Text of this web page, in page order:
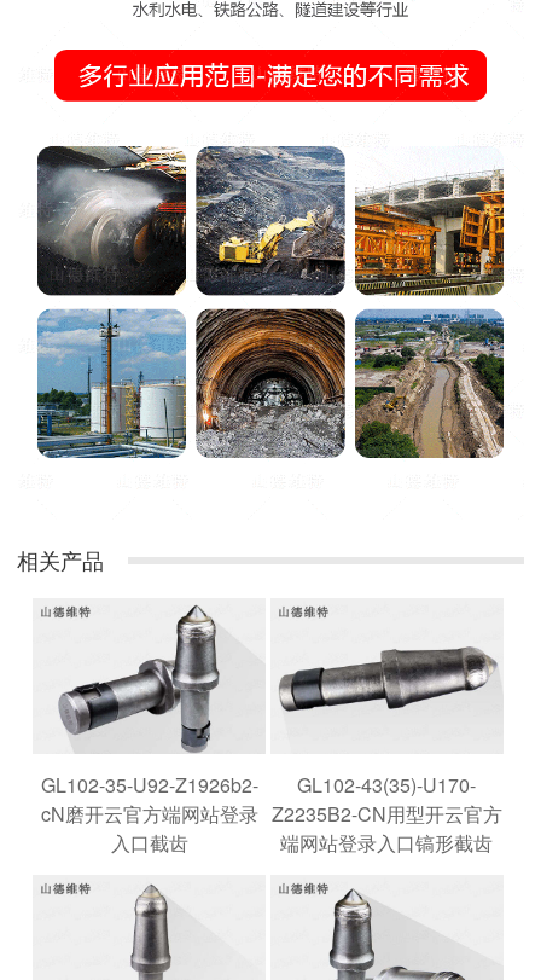
相关产品
GL102-35-U92-Z1926b2-
cN磨开云官方端网站登录
入口截齿
GL102-43(35)-U170-
Z2235B2-CN用型开云官方
端网站登录入口镐形截齿